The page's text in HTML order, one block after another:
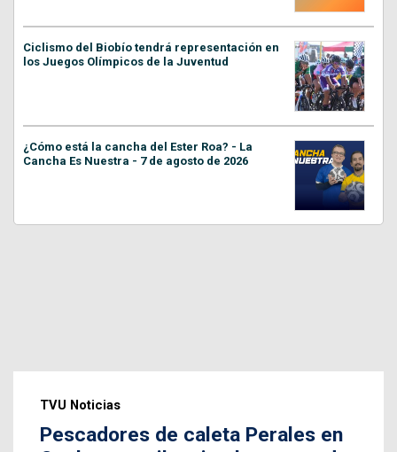
Ciclismo del Biobío tendrá representación en
los Juegos Olímpicos de la Juventud
¿Cómo está la cancha del Ester Roa? - La
Cancha Es Nuestra - 7 de agosto de 2026
TVU Noticias
Pescadores de caleta Perales en